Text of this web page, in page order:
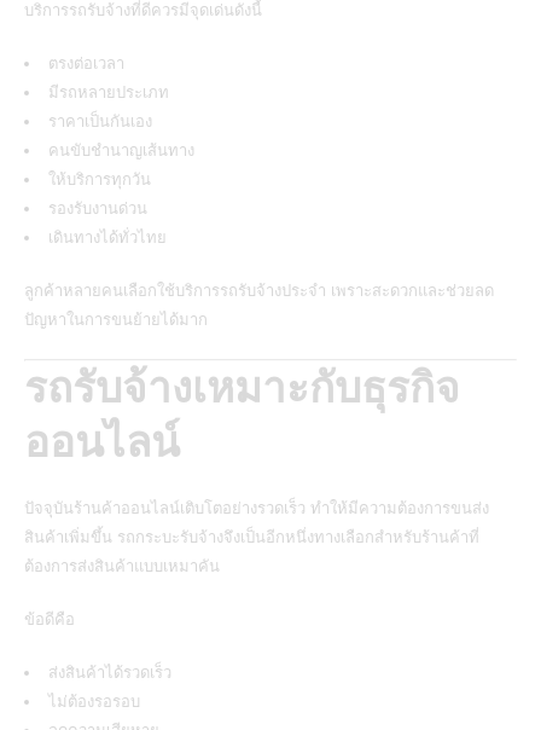
บริการรถรับจ้างที่ดีควรมีจุดเด่นดังนี้
ตรงต่อเวลา
มีรถหลายประเภท
ราคาเป็นกันเอง
คนขับชำนาญเส้นทาง
ให้บริการทุกวัน
รองรับงานด่วน
เดินทางได้ทั่วไทย
ลูกค้าหลายคนเลือกใช้บริการรถรับจ้างประจำ เพราะสะดวกและช่วยลด
ปัญหาในการขนย้ายได้มาก
รถรับจ้างเหมาะกับธุรกิจ
ออนไลน์
ปัจจุบันร้านค้าออนไลน์เติบโตอย่างรวดเร็ว ทำให้มีความต้องการขนส่ง
สินค้าเพิ่มขึ้น รถกระบะรับจ้างจึงเป็นอีกหนึ่งทางเลือกสำหรับร้านค้าที่
ต้องการส่งสินค้าแบบเหมาคัน
ข้อดีคือ
ส่งสินค้าได้รวดเร็ว
ไม่ต้องรอรอบ